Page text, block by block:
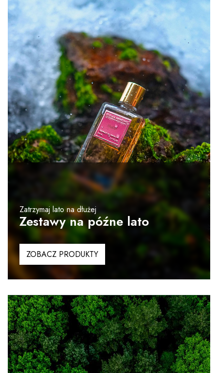
Zatrzymaj lato na dłużej
Zestawy na późne lato
ZOBACZ PRODUKTY